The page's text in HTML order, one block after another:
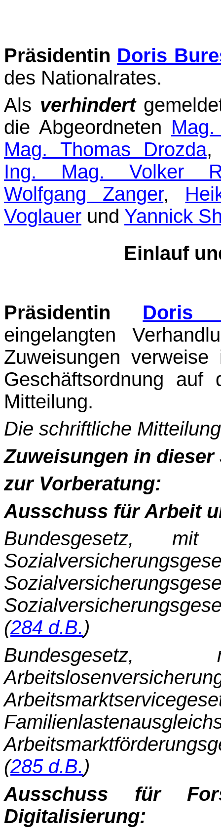
Präsidentin Doris
des Nationalrates.
Als verhindert
die Abgeordneten
Mag. Thomas Drozda
Ing. Mag. Volker
Wolfgang Zanger,
Voglauer und Yannick
Einlauf
Präsidentin Doris
eingelangten
Zuweisungen
Geschäftsordnung
Mitteilung.
Die schriftliche
Zuweisungen in dieser
zur Vorberatung:
Ausschuss für Arbeit
Bundesgesetz,
(284 d.B.)
(285 d.B.)
Ausschuss für
Digitalisierung: